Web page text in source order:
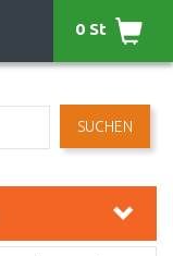
SUCHEN
0 St